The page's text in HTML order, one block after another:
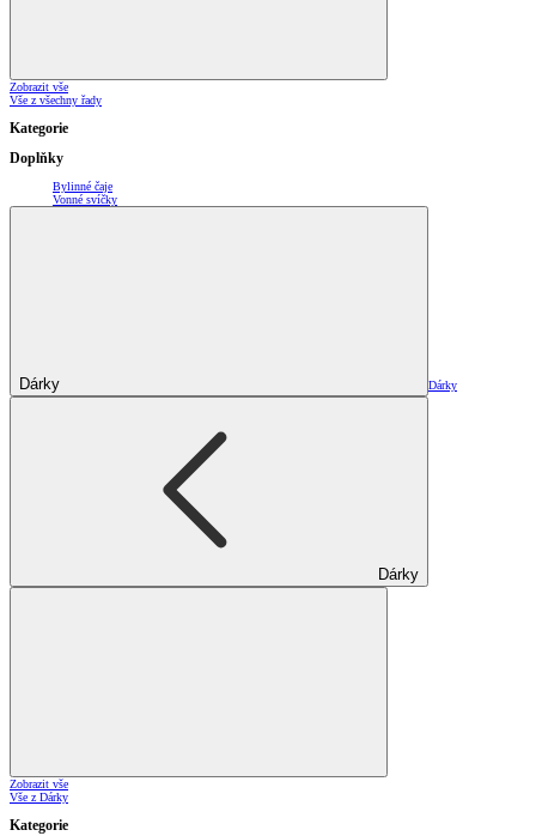
Zobrazit vše
Vše z všechny řady
Kategorie
Doplňky
Bylinné čaje
Vonné svíčky
Dárky Dárky
Dárky
Zobrazit vše
Vše z Dárky
Kategorie